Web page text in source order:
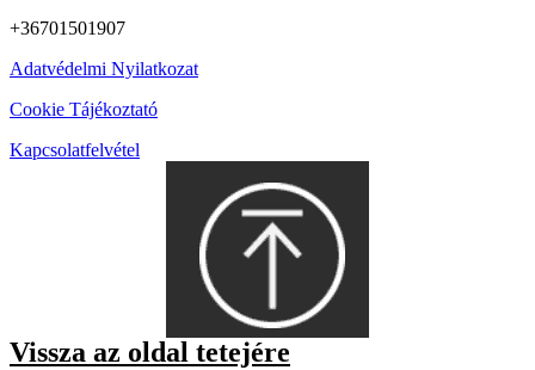
+36701501907
Adatvédelmi Nyilatkozat
Cookie Tájékoztató
Kapcsolatfelvétel
Vissza az oldal tetejére